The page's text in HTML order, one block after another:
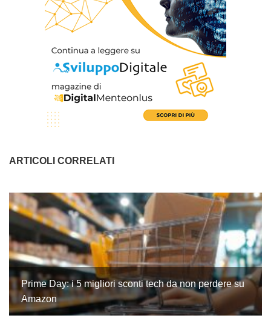
ARTICOLI CORRELATI
Prime Day: i 5 migliori sconti tech da non perdere su
Amazon